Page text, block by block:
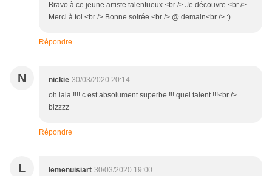
Bravo à ce jeune artiste talentueux <br /> Je découvre <br />
Merci à toi <br /> Bonne soirée <br /> @ demain<br /> :)
Répondre
N nickie 30/03/2020 20:14
oh lala !!!! c est absolument superbe !!! quel talent !!!<br />
bizzzz
Répondre
L lemenuisiart 30/03/2020 19:00